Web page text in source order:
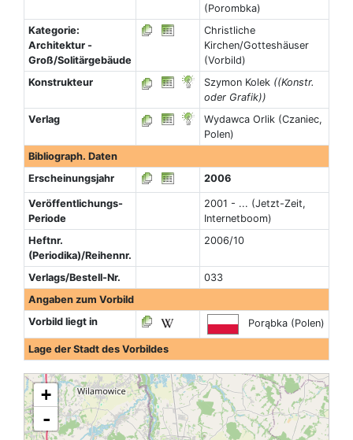
(Porombka)
Kategorie:
Architektur -
Groß/Solitärgebäude
Christliche
Kirchen/Gotteshäuser
(Vorbild)
Konstrukteur
Szymon Kolek ((Konstr.
oder Grafik))
Verlag
Wydawca Orlik (Czaniec,
Polen)
Bibliograph. Daten
Erscheinungsjahr
2006
Veröffentlichungs-
Periode
2001 - ... (Jetzt-Zeit,
Internetboom)
Heftnr.
(Periodika)/Reihennr.
2006/10
Verlags/Bestell-Nr.
033
Angaben zum Vorbild
Vorbild liegt in
Porąbka (Polen)
Lage der Stadt des Vorbildes
+
-